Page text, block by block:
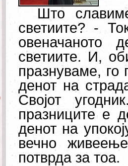
Што
светиите? -
овеначаното
светиите. И,
празнуваме, го
денот на
Својот
празниците е
денот на
вечно
потврда за тоа.